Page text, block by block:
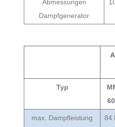
Abmessungen
Dampfgenerator
Typ
max. Dampfleistung 84